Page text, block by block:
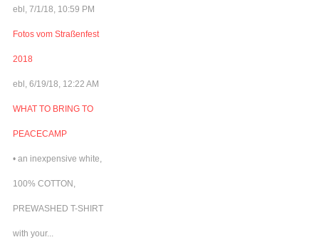
ebl, 7/1/18, 10:59 PM
Fotos vom Straßenfest
2018
ebl, 6/19/18, 12:22 AM
WHAT TO BRING TO
PEACECAMP
• an inexpensive white,
100% COTTON,
PREWASHED T-SHIRT
with your...